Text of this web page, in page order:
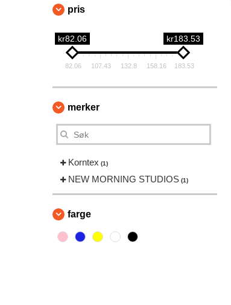
pris
kr82.06 kr183.53
82.06 107.43 132.8 158.16 183.53
merker
Korntex (1)
NEW MORNING STUDIOS (1)
farge